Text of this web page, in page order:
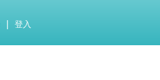
登入